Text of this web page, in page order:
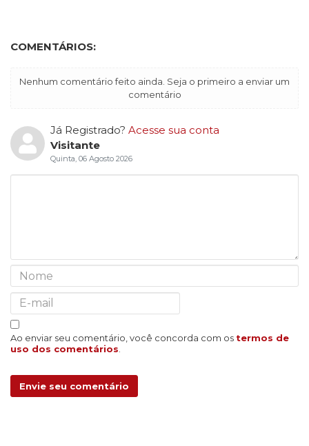
COMENTÁRIOS:
Nenhum comentário feito ainda. Seja o primeiro a enviar um
comentário
Já Registrado? Acesse sua conta
Visitante
Quinta, 06 Agosto 2026
Ao enviar seu comentário, você concorda com os termos de
uso dos comentários.
Envie seu comentário